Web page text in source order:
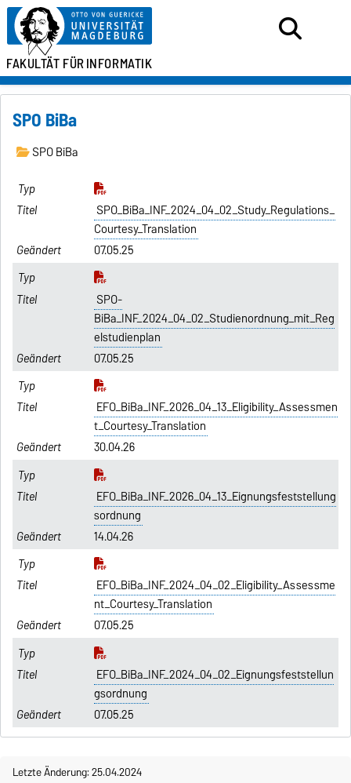
FAKULTÄT FÜRINFORMATIK
SPO BiBa
SPO BiBa
SPO_BiBa_INF_2024_04_02_Study_Regulations_
Courtesy_Translation
07.05.25
SPO-
BiBa_INF_2024_04_02_Studienordnung_mit_Reg
elstudienplan
07.05.25
EFO_BiBa_INF_2026_04_13_Eligibility_Assessmen
t_Courtesy_Translation
30.04.26
EFO_BiBa_INF_2026_04_13_Eignungsfeststellung
sordnung
14.04.26
EFO_BiBa_INF_2024_04_02_Eligibility_Assessme
nt_Courtesy_Translation
07.05.25
EFO_BiBa_INF_2024_04_02_Eignungsfeststellun
gsordnung
07.05.25
Letzte Änderung: 25.04.2024